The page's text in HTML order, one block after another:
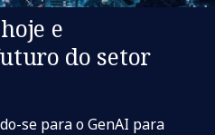
e
do setor
se para o GenAI para